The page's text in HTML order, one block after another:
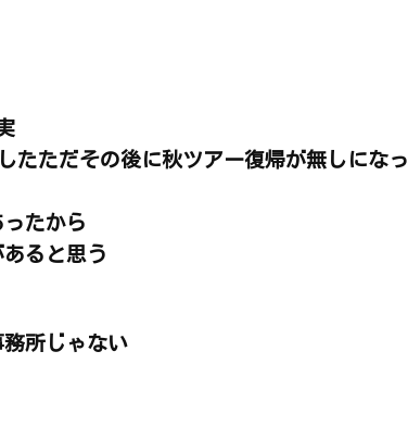
たただその後に秋ツアー復帰が無しになっ
たから
ると思う
所じゃない